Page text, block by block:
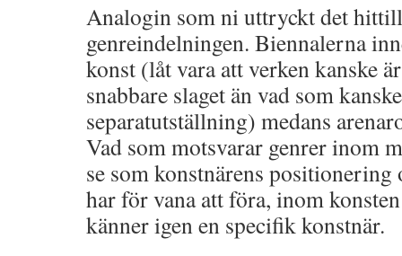
Analogin som ni uttryckt det
genreindelningen. Biennalerna
konst (låt vara att verken kanske
snabbare slaget än vad som
separatutställning) medans
Vad som motsvarar genrer inom
se som konstnärens
har för vana att föra, inom
känner igen en specifik konstnär.